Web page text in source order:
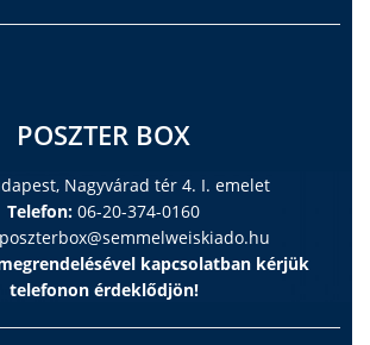
POSZTER BOX
Nagyvárad tér 4. I. emelet
Telefon: 06-20-374-0160
poszterbox@semmelweiskiado.hu
kapcsolatban kérjük
telefonon érdeklődjön!